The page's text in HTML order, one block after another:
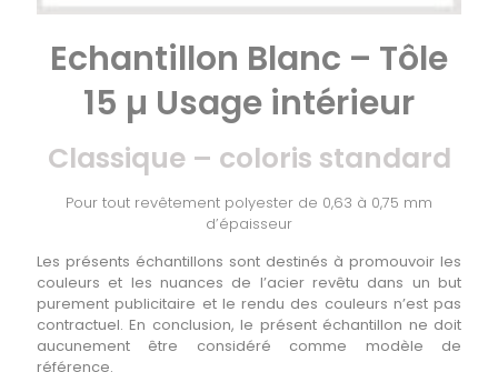
Echantillon Blanc – Tôle
15 µ Usage intérieur
Classique – coloris standard
Pour tout revêtement polyester de 0,63 à 0,75 mm
d’épaisseur
Les présents échantillons sont destinés à promouvoir les
couleurs et les nuances de l’acier revêtu dans un but
purement publicitaire et le rendu des couleurs n’est pas
contractuel. En conclusion, le présent échantillon ne doit
aucunement être considéré comme modèle de
référence.